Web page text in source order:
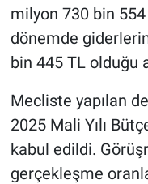
milyon 730 bin
dönemde
bin 445 TL olduğu
Mecliste yapılan
2025 Mali Yılı
kabul edildi.
gerçekleşme